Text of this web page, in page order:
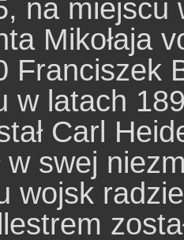
na miejscu
Mikołaja
Franciszek
w latach
Carl
w swej
wojsk